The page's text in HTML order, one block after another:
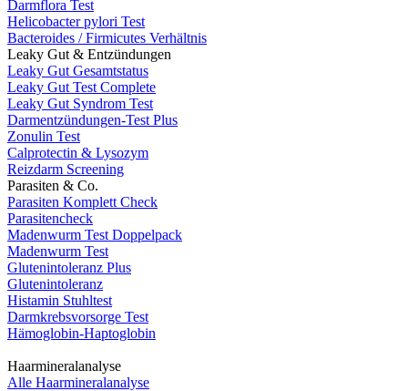
Darmflora Test
Helicobacter pylori Test
Bacteroides / Firmicutes Verhältnis
Leaky Gut & Entzündungen
Leaky Gut Gesamtstatus
Leaky Gut Test Complete
Leaky Gut Syndrom Test
Darmentzündungen-Test Plus
Zonulin Test
Calprotectin & Lysozym
Reizdarm Screening
Parasiten & Co.
Parasiten Komplett Check
Parasitencheck
Madenwurm Test Doppelpack
Madenwurm Test
Glutenintoleranz Plus
Glutenintoleranz
Histamin Stuhltest
Darmkrebsvorsorge Test
Hämoglobin-Haptoglobin
Haarmineralanalyse
Alle Haarmineralanalyse